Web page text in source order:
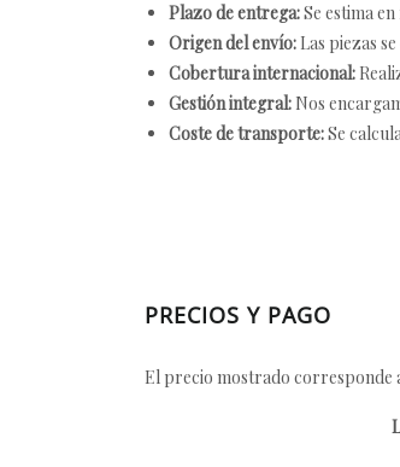
Plazo de entrega:Se estima
Origen del envío: Las piezas
Cobertura internacional:
Gestión integral: Nos
Coste de transporte:Se
PRECIOS Y PAGO
El precio mostrado corresponde